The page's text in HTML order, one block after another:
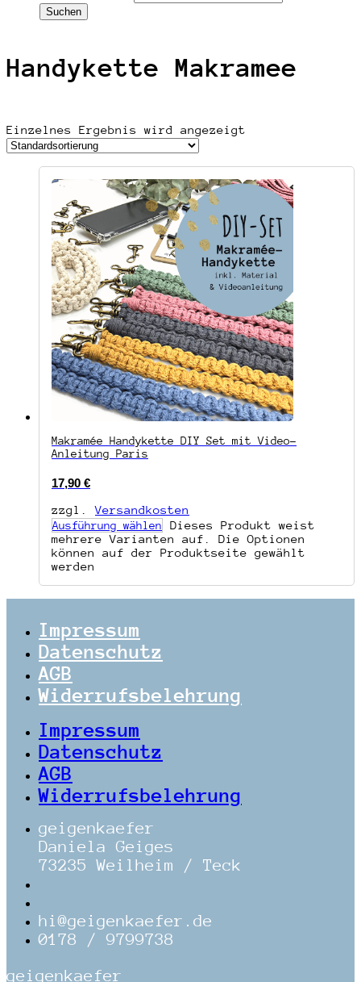
Handykette Makramee
Einzelnes Ergebnis wird angezeigt
Makramée Handykette DIY Set mit Video-
Anleitung Paris
17,90 €
zzgl.Versandkosten
Ausführung wählen
Dieses Produkt weist
mehrere Varianten auf. Die Optionen
können auf der Produktseite gewählt
werden
Impressum
Datenschutz
AGB
Widerrufsbelehrung
Impressum
Datenschutz
AGB
Widerrufsbelehrung
geigenkaefer
Daniela Geiges
73235 Weilheim / Teck
hi@geigenkaefer.de
0178 / 9799738
geigenkaefer